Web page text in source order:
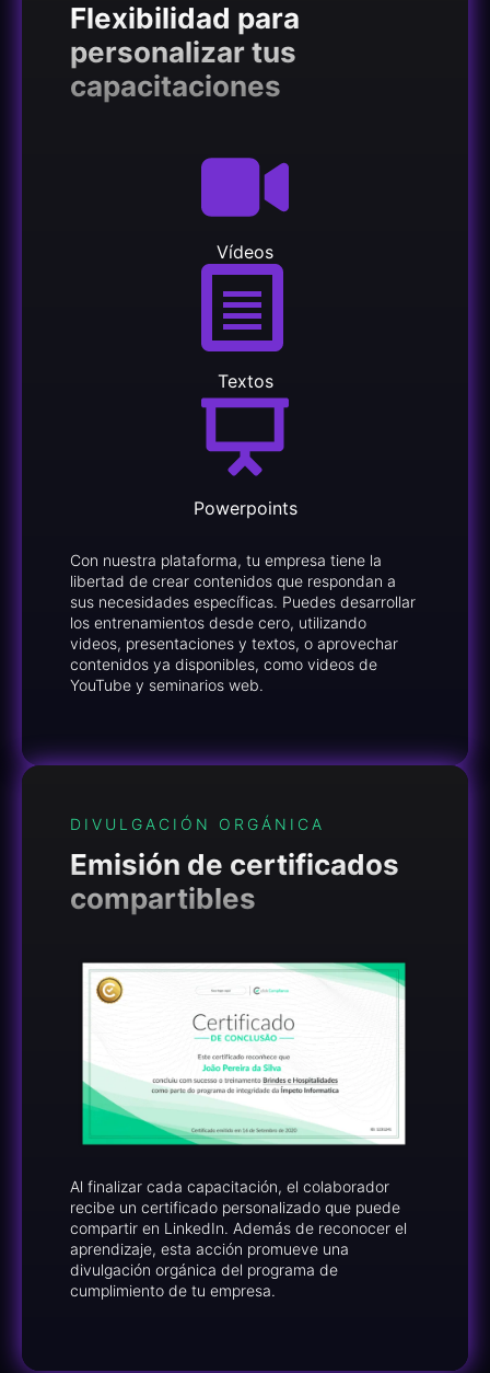
Flexibilidad para
personalizar tus
capacitaciones
Vídeos
Textos
Powerpoints
Con nuestra plataforma, tu empresa tiene la
libertad de crear contenidos que respondan a
sus necesidades específicas. Puedes desarrollar
los entrenamientos desde cero, utilizando
videos, presentaciones y textos, o aprovechar
contenidos ya disponibles, como videos de
YouTube y seminarios web.
DIVULGACIÓN ORGÁNICA
Emisión de certificados
compartibles
Al finalizar cada capacitación, el colaborador
recibe un certificado personalizado que puede
compartir en LinkedIn. Además de reconocer el
aprendizaje, esta acción promueve una
divulgación orgánica del programa de
cumplimiento de tu empresa.